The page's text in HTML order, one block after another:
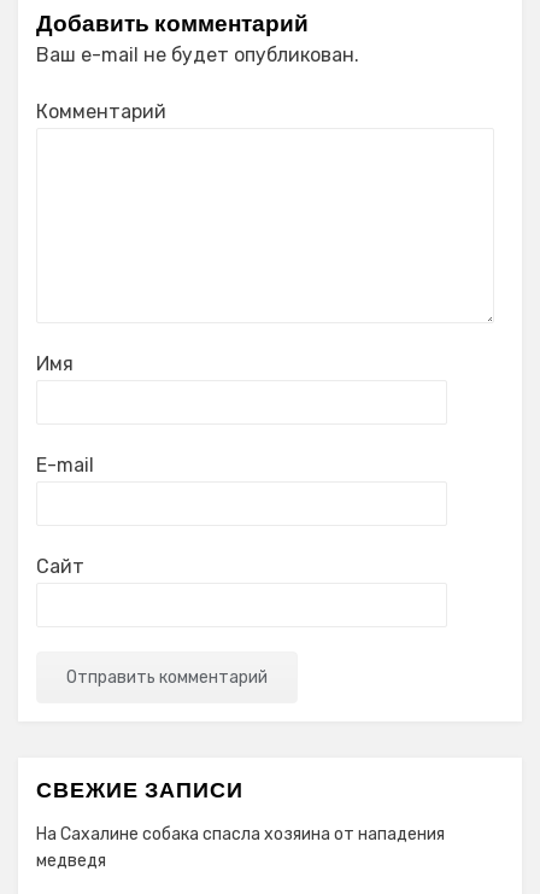
Добавить комментарий
Ваш e-mail не будет опубликован.
Комментарий
Имя
E-mail
Сайт
СВЕЖИЕ ЗАПИСИ
На Сахалине собака спасла хозяина от нападения
медведя